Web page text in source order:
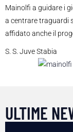
Mainolfi a guidare i
a centrare traguardi
affidato anche il
S. S. Juve Stabia
ULTIME